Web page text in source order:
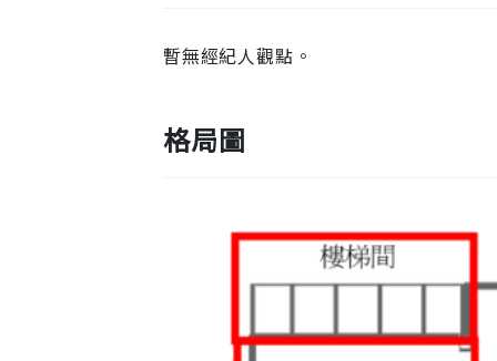
暫無經紀人觀點。
格局圖